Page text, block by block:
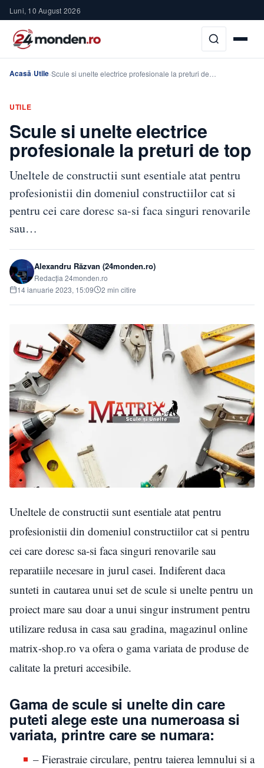
Luni, 10 August 2026
Acasă›Utile›Scule si unelte electrice profesionale la preturi de…
UTILE
Scule si unelte electrice
profesionale la preturi de top
Uneltele de constructii sunt esentiale atat pentru
profesionistii din domeniul constructiilor cat si
pentru cei care doresc sa-si faca singuri renovarile
sau…
Alexandru Răzvan (24monden.ro)
Redacția 24monden.ro
14 ianuarie 2023, 15:09
2 min citire
Uneltele de constructii sunt esentiale atat pentru
profesionistii din domeniul constructiilor cat si pentru
cei care doresc sa-si faca singuri renovarile sau
reparatiile necesare in jurul casei. Indiferent daca
sunteti in cautarea unui set de scule si unelte pentru un
proiect mare sau doar a unui singur instrument pentru
utilizare redusa in casa sau gradina, magazinul online
matrix-shop.ro va ofera o gama variata de produse de
calitate la preturi accesibile.
Gama de scule si unelte din care
puteti alege este una numeroasa si
variata, printre care se numara:
– Fierastraie circulare, pentru taierea lemnului si a